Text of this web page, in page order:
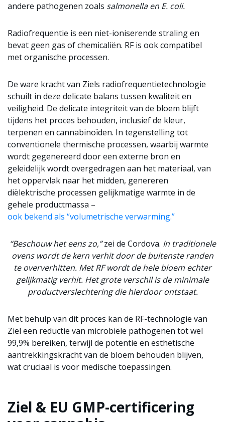
andere pathogenen zoals salmonella en E. coli.
Radiofrequentie is een niet-ioniserende straling en
bevat geen gas of chemicaliën. RF is ook compatibel
met organische processen.
De ware kracht van Ziels radiofrequentietechnologie
schuilt in deze delicate balans tussen kwaliteit en
veiligheid. De delicate integriteit van de bloem blijft
tijdens het proces behouden, inclusief de kleur,
terpenen en cannabinoïden. In tegenstelling tot
conventionele thermische processen, waarbij warmte
wordt gegenereerd door een externe bron en
geleidelijk wordt overgedragen aan het materiaal, van
het oppervlak naar het midden, genereren
diëlektrische processen gelijkmatige warmte in de
gehele productmassa –
ook bekend als “volumetrische verwarming.”
“Beschouw het eens zo,” zei de Cordova. In traditionele
ovens wordt de kern verhit door de buitenste randen
te oververhitten. Met RF wordt de hele bloem echter
gelijkmatig verhit. Het grote verschil is de minimale
productverslechtering die hierdoor ontstaat.
Met behulp van dit proces kan de RF-technologie van
Ziel een reductie van microbiële pathogenen tot wel
99,9% bereiken, terwijl de potentie en esthetische
aantrekkingskracht van de bloem behouden blijven,
wat cruciaal is voor medische toepassingen.
Ziel & EU GMP-certificering